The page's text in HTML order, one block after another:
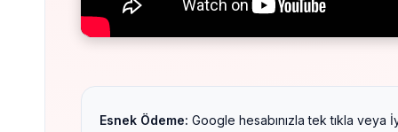
Esnek Ödeme: Google hesabınızla tek tıkla veya